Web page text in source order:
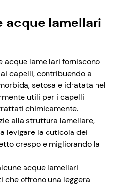
acque lamellari
acque lamellari forniscono
capelli, contribuendo a
setosa e idratata nel
utili per i capelli
chimicamente.
alla struttura lamellare,
levigare la cuticola dei
crespo e migliorando la
acque lamellari
che offrono una leggera